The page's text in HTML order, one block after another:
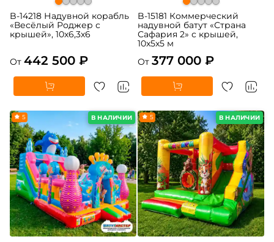
B-14218 Надувной корабль
«Весёлый Роджер с
крышей», 10х6,3х6
От 442 500 ₽
B-15181 Коммерческий
надувной батут «Страна
Сафария 2» с крышей,
10x5x5 м
От 377 000 ₽
В НАЛИЧИИ
5 В НАЛИЧИИ
5